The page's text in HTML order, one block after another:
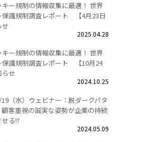
ー規制の情報収集に最適！ 世界
保護規制調査レポート 【4月23日
せ
2025.04.28
ー規制の情報収集に最適！ 世界
保護規制調査レポート 【10月24
らせ
2024.10.25
19（水）ウェビナー：脱ダークパタ
客重視の誠実な姿勢が企業の持続
る!?
2024.05.09